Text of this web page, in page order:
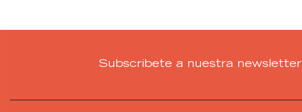
Subscribete a nuestra newsletter